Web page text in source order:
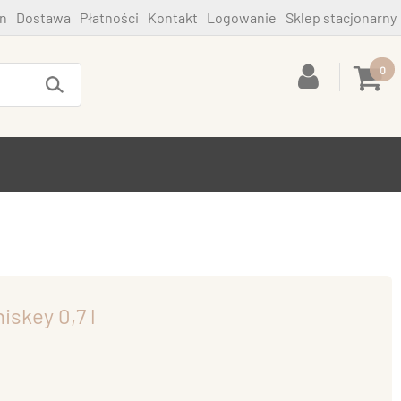
Dostawa Płatności Kontakt Logowanie Sklep stacjonarny
0
0,7 l